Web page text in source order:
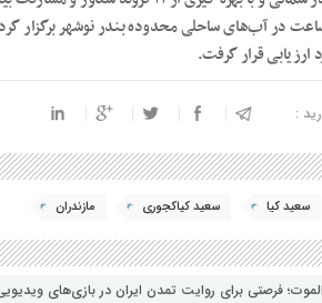
در آب‌های ساحلی محدوده بندر نوشهر برگزار
ارزیابی قرار گرفت.
:
سعید کیا سعید کیاکجوری مازندران
فرصتی برای روایت تمدن ایران در بازی‌های